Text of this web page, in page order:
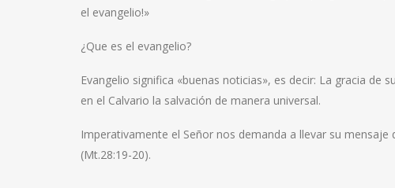
el evangelio!»
¿Que es el evangelio?
Evangelio significa «buenas noticias», es decir: La gracia
en el Calvario la salvación de manera universal.
Imperativamente el Señor nos demanda a llevar su
(Mt.28:19-20).